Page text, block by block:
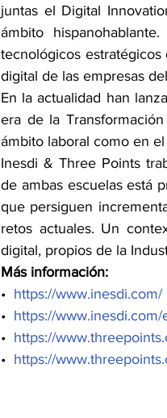
juntas el Digital
ámbito
tecnológicos
digital de las empresas
En la actualidad han
era de la
ámbito laboral como en el
Inesdi & Three Points
de ambas escuelas está
que persiguen
retos actuales. Un
digital, propios de la
Más información:
• https://www.inesdi.com/
• https://
• https://
• https://